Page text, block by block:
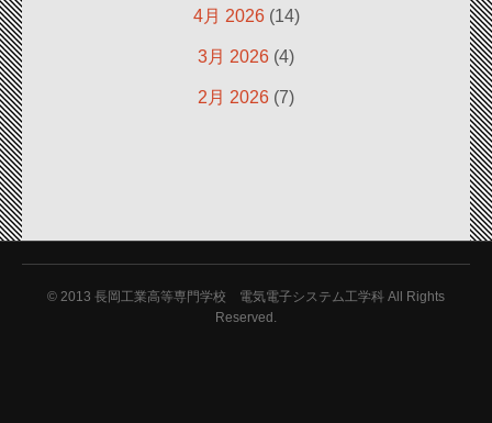
4月 2026(14)
3月 2026 (4)
2月 2026 (7)
© 2013 長岡工業高等専門学校 電気電子システム工学科 All Rights
Reserved.